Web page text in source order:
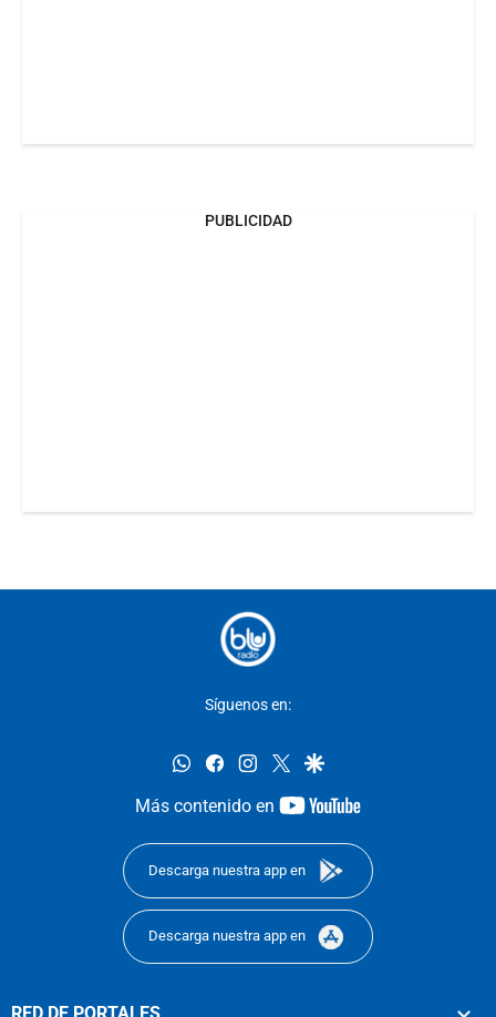
PUBLICIDAD
Síguenos en:
whatsappfacebookinstagram
twittergoogle
Más contenido en
youtube-
Descarga nuestra app en
Descarga nuestra app en